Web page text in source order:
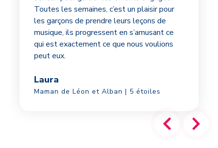
Toutes les semaines, c’est un plaisir pour
les garçons de prendre leurs leçons de
musique, ils progressent en s’amusant ce
qui est exactement ce que nous voulions
peut eux.
Laura
Maman de Léon et Alban | 5 étoiles